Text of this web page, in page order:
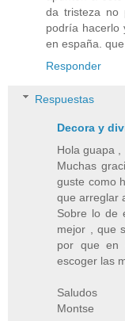
da tristeza no
podría hacerlo
en españa.
Responder
Respuestas
Decora y
Hola guapa ,
Muchas
guste como
que arreglar
Sobre lo de
mejor , que
por que en
escoger las
Saludos
Montse